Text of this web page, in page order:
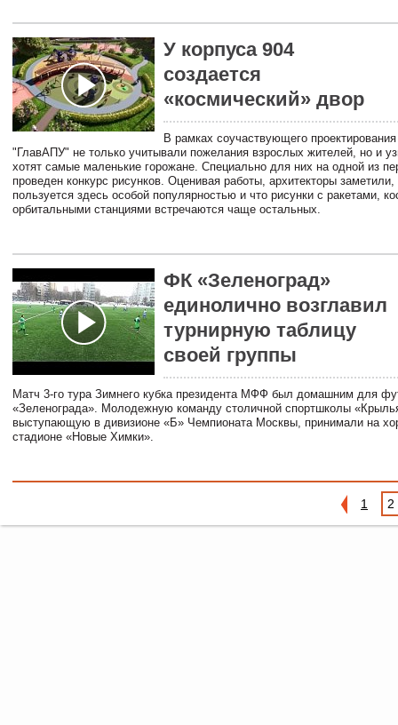
У корпуса 904
создается
«космический» двор
В рамках соучаствующего
"ГлавАПУ" не только учитывали пожелания взрослых жителей, но и
хотят самые маленькие горожане. Специально для них на одной из
проведен конкурс рисунков. Оценивая работы, архитекторы
пользуется здесь особой популярностью и что рисунки с ракетами,
орбитальными станциями встречаются чаще остальных.
ФК «Зеленоград»
единолично возглавил
турнирную таблицу
своей группы
Матч 3-го тура Зимнего кубка президента МФФ был домашним для
«Зеленограда». Молодежную команду столичной спортшколы
выступающую в дивизионе «Б» Чемпионата Москвы, принимали на
стадионе «Новые Химки».
1 2